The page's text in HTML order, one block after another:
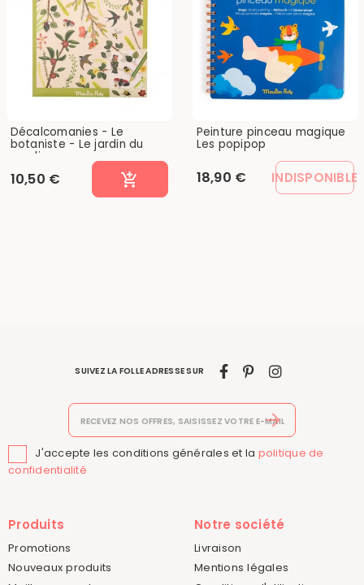
Décalcomanies - Le
botaniste - Le jardin du
moulin
10,50 €
Peinture pinceau magique
Les popipop
18,90 € INDISPONIBLE
J'accepte les conditions générales et la politique de
confidentialité
SUIVEZ LA FOLLE ADRESSE SUR
Produits
Promotions
Nouveaux produits
Notre société
Livraison
Mentions légales